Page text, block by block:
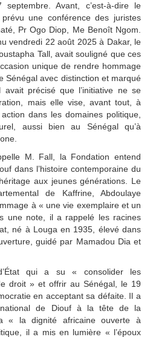
septembre. Avant, c’est-à-dire le
une conférence des juristes
Pr Ogo Diop, Me Benoît Ngom.
vendredi 22 août 2025 à Dakar, le
Tall, avait souligné que ces
unique de rendre hommage
Sénégal avec distinction et marqué
précisé que l’initiative ne se
mais elle vise, avant tout, à
dans les domaines politique,
aussi bien au Sénégal qu’à
M. Fall, la Fondation entend
dans l’histoire contemporaine du
aux jeunes générations. Le
de Kaffrine, Abdoulaye
à « une vie exemplaire et un
une note, il a rappelé les racines
né à Louga en 1935, élevé dans
guidé par Mamadou Dia et
qui a su « consolider les
droit » et offrir au Sénégal, le 19
en acceptant sa défaite. Il a
de Diouf à la tête de la
« la dignité africaine ouverte à
il a mis en lumière « l’époux